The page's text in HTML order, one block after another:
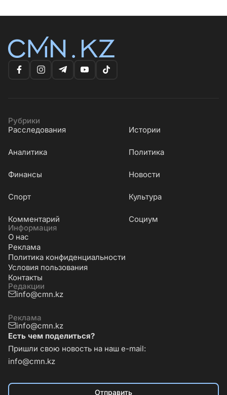
Рубрики
Расследования
Истории
Аналитика Политика
Финансы Новости
Cпорт Культура
Комментарий
Социум
Информация
О нас
Реклама
Политика конфиденциальности
Условия пользования
Контакты
Редакции
info@cmn.kz
Реклама
info@cmn.kz
Есть чем поделиться?
Пришли свою новость на наш e-mail:
info@cmn.kz
Отправить